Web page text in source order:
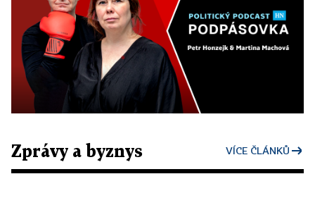
Zprávy a byznys VÍCE ČLÁNKŮ